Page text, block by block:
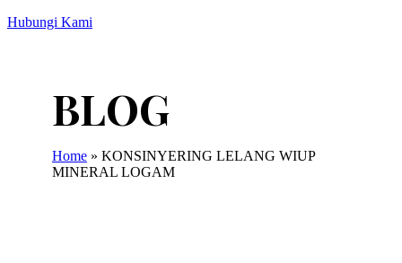
Hubungi Kami
Home » KONSINYERING LELANG WIUP
MINERAL LOGAM